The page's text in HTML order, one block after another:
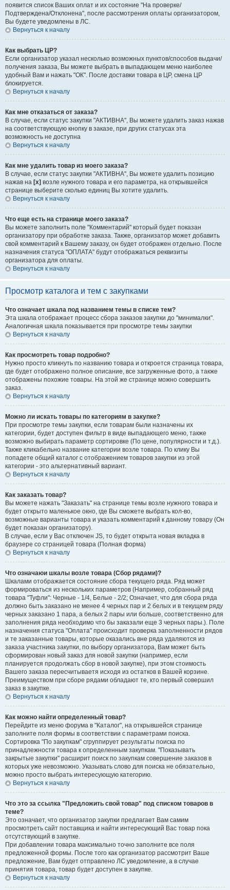
появится список Ваших оплат и их состояние "На проверке/
Подтверждена/Отклонена", после рассмотрения оплаты организатором,
Вы будете уведомлены в ЛС.
Вернуться к началу
Как выбрать ЦР?
Если организатор указал несколько возможных пунктов/способов выдачи/
получения заказа, Вы можете выбрать в выпадающем меню наиболее
удобный Вам и нажать "ОК". После доставки товара в ЦР, смена ЦР
блокируется.
Вернуться к началу
Как мне отказаться от заказа?
В случае, если статус закупки "АКТИВНА", Вы можете удалить заказ нажав
на соответствующую кнопку в заказе, при других статусах эта
возможность не доступна
Вернуться к началу
Как мне удалить товар из моего заказа?
В случае, если статус закупки "АКТИВНА", Вы можете удалить позицию
нажав на [х] возле нужного товара и его параметра, на открывшейся
странице выберите сколько единиц Вы хотите удалить.
Вернуться к началу
Что еще есть на странице моего заказа?
Вы можете заполнить поле "Комментарий" который будет показан
организатору при обработке заказа. Также, организатор может добавить
свой комментарий к Вашему заказу, он будет отображен отдельно. После
назначения статуса "ОПЛАТА" будут отображаться реквизиты
организатора для оплаты.
Вернуться к началу
Просмотр каталога и тем с закупками
Что означает шкала под названием темы в списке тем?
Эта шкала отображает процесс сбора заказов закупки до "минималки".
Аналогичная шкала показывается при просмотре темы закупки
Вернуться к началу
Как просмотреть товар подробно?
Нужно просто кликнуть по названию товара и откроется страница товара,
где будет отображено полное описание, все загруженные фото, а также
отображены похожие товары. На этой же странице можно совершить
заказ.
Вернуться к началу
Можно ли искать товары по категориям в закупке?
При просмотре темы закупки, если товарам были назначены их
категории, будет доступен фильтр в виде выпадающего меню, также
возможно выбирать параметр сортировке (По цене, популярности и т.д.).
Также кликабельно название категории возле товара. По клику Вы
попадете общий каталог с отображением товаров закупки из этой
категории - это альтернативный вариант.
Вернуться к началу
Как заказать товар?
Вы можете нажать "Заказать" на странице темы возле нужного товара и
будет открыто маленькое окно, где Вы сможете выбрать кол-во,
возможные варианты товара и указать комментарий к данному товару (Он
будет показан организатору).
В случае, если у Вас отключен JS, то будет открыта новая вкладка в
браузере со страницей товара (Полная форма)
Вернуться к началу
Что означаюи шкалы возле товара (Сбор рядами)?
Шкалами отображается состояние сбора текущего ряда. Ряд может
формироваться из нескольких параметров (Например, собранный ряд
товара "Туфли": Черные - 1/4, Белые - 2/2; Означает, что для сбора ряда
должно быть заказано не менее 4 черных пар и 2 белых и в текущем ряду
черных заказано 1 пара, а белых 2 пары или больше, соответственно для
заполнения ряда необходимо что бы заказали еще 3 черных пары.). Поле
назначения статуса "Оплата" происходит проверка заполненности рядов
и те заказанные товары, которые оказались вне ряда удаляются из
заказа участника закупки, по выбору организатора, Вам может быть
сформирован новый заказ для новой закупки (например, если
планируется продолжать сбор в новой закупке), при этом стоимость
Вашего заказа пересчитываетя исходя из остатков в Вашей корзине.
Преимуществом при сборе рядами обладают те, кто первый совершил
заказ в закупке.
Вернуться к началу
Как можно найти определенный товар?
Перейдите из меню форума в "Каталог", на открывшейся странице
заполните поля формы в соответствии с параметрами поиска.
Сортировка "По закупкам" сгруппирует результаты поиска по
принадлежности товара к определенным закупкам. "Показывать
закрытые закупки" расширит поиск по закупкам совершение заказов в
которых уже невозможно. Указывать слово для поиска не обязательно,
можно просто выбрать интересующую категорию.
Вернуться к началу
Что это за ссылка "Предложить свой товар" под списком товаров в
теме?
Это означает, что организатор закупки предлагает Вам самим
просмотреть сайт поставщика и найти интересующий Вас товар пока
отсутствующий в закупке.
При добавлении товара максимально точно заполните все поля
предложенной формы. После того как организатор рассмотрит Ваше
предложение, Вам будет отправлено ЛС уведомление, а в случае
принятия товара, товар будет доступен в закупке.
Вернуться к началу